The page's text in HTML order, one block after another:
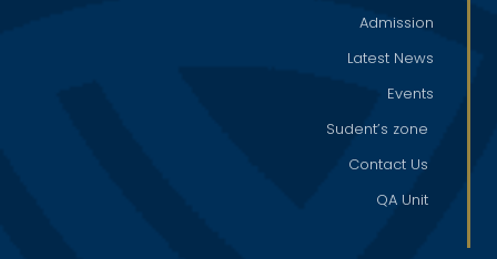
Admission
Latest News
Events
Sudent’s zone
Contact Us
QA Unit